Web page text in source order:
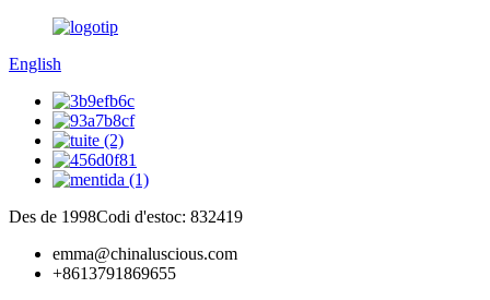
English
Des de 1998Codi d'estoc: 832419
emma@chinaluscious.com
+8613791869655